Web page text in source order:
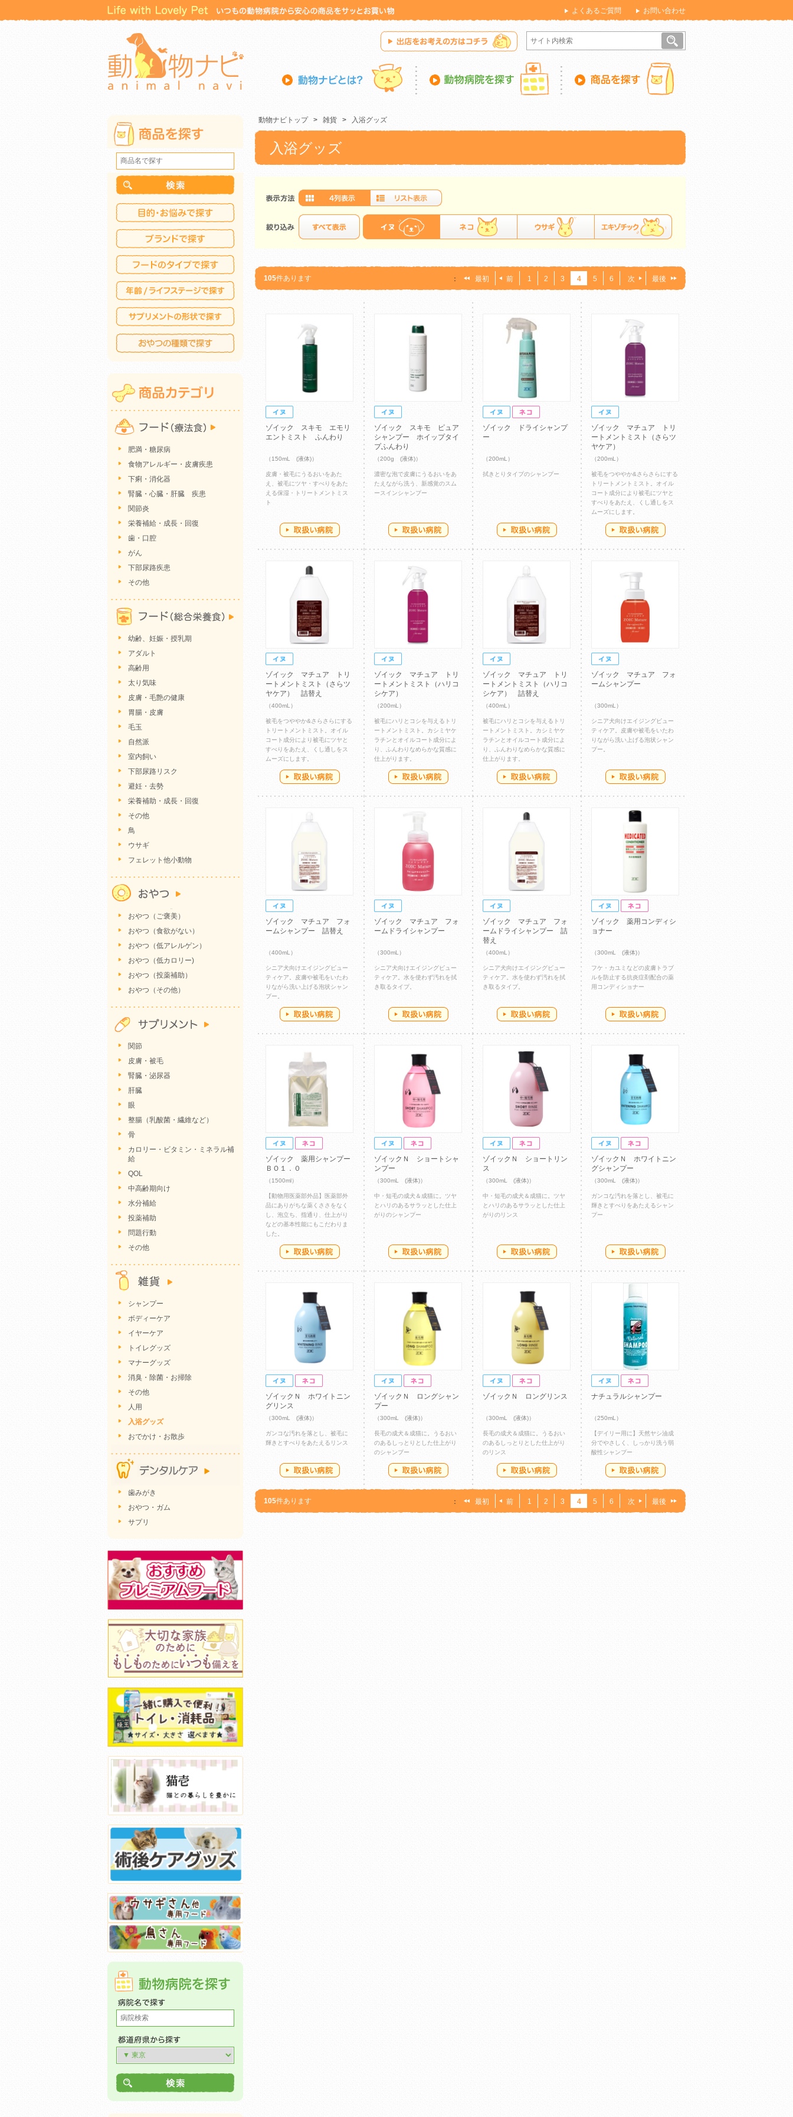
よくあるご質問 お問い合わせ
動物ナビトップ > 雑貨 > 入浴グッズ
入浴グッズ
105件あります ： 最初 前 1 2 3 4 5 6 次 最後
ゾイック スキモ エモリ
エントミスト ふんわり
（150mL (液体)）
皮膚・被毛にうるおいをあた
え、被毛にツヤ・すべりをあた
える保湿・トリートメントミス
ト
ゾイック スキモ ピュア
シャンプー ホイップタイ
プふんわり
（200g (液体)）
濃密な泡で皮膚にうるおいをあ
たえながら洗う、新感覚のスム
ースインシャンプー
ゾイック ドライシャンプ
ー
（200mL）
拭きとりタイプのシャンプー
ゾイック マチュア トリ
ートメントミスト（さらツ
ヤケア）
（200mL）
被毛をつややか&さらさらにする
トリートメントミスト。オイル
コート成分により被毛にツヤと
すべりをあたえ、くし通しをス
ムーズにします。
ゾイック マチュア トリ
ートメントミスト（さらツ
ヤケア） 詰替え
（400mL）
被毛をつややか&さらさらにする
トリートメントミスト。オイル
コート成分により被毛にツヤと
すべりをあたえ、くし通しをス
ムーズにします。
ゾイック マチュア トリ
ートメントミスト（ハリコ
シケア）
（200mL）
被毛にハリとコシを与えるトリ
ートメントミスト。カシミヤケ
ラチンとオイルコート成分によ
り、ふんわりなめらかな質感に
仕上がります。
ゾイック マチュア トリ
ートメントミスト（ハリコ
シケア） 詰替え
（400mL）
被毛にハリとコシを与えるトリ
ートメントミスト。カシミヤケ
ラチンとオイルコート成分によ
り、ふんわりなめらかな質感に
仕上がります。
ゾイック マチュア フォ
ームシャンプー
（300mL）
シニア犬向けエイジングビュー
ティケア。皮膚や被毛をいたわ
りながら洗い上げる泡状シャン
プー。
ゾイック マチュア フォ
ームシャンプー 詰替え
（400mL）
シニア犬向けエイジングビュー
ティケア。皮膚や被毛をいたわ
りながら洗い上げる泡状シャン
プー。
ゾイック マチュア フォ
ームドライシャンプー
（300mL）
シニア犬向けエイジングビュー
ティケア。水を使わず汚れを拭
き取るタイプ。
ゾイック マチュア フォ
ームドライシャンプー 詰
替え
（400mL）
シニア犬向けエイジングビュー
ティケア。水を使わず汚れを拭
き取るタイプ。
ゾイック 薬用コンディシ
ョナー
（300mL (液体)）
フケ・カユミなどの皮膚トラブ
ルを防止する抗炎症剤配合の薬
用コンディショナー
ゾイック 薬用シャンプー
ＢＯ１．０
（1500ml）
【動物用医薬部外品】医薬部外
品にありがちな薬くささをなく
し、泡立ち、指通り、仕上がり
などの基本性能にもこだわりま
した。
ゾイックＮ ショートシャ
ンプー
（300mL (液体)）
中・短毛の成犬＆成猫に。ツヤ
とハリのあるサラッとした仕上
がりのシャンプー
ゾイックＮ ショートリン
ス
（300mL (液体)）
中・短毛の成犬＆成猫に。ツヤ
とハリのあるサラッとした仕上
がりのリンス
ゾイックＮ ホワイトニン
グシャンプー
（300mL (液体)）
ガンコな汚れを落とし、被毛に
輝きとすべりをあたえるシャン
プー
ゾイックＮ ホワイトニン
グリンス
（300mL (液体)）
ガンコな汚れを落とし、被毛に
輝きとすべりをあたえるリンス
ゾイックＮ ロングシャン
プー
（300mL (液体)）
長毛の成犬＆成猫に。うるおい
のあるしっとりとした仕上がり
のシャンプー
ゾイックＮ ロングリンス
（300mL (液体)）
長毛の成犬＆成猫に。うるおい
のあるしっとりとした仕上がり
のリンス
ナチュラルシャンプー
（250mL）
【デイリー用に】天然ヤシ油成
分でやさしく、しっかり洗う弱
酸性シャンプー
105件あります ： 最初 前 1 2 3 4 5 6 次 最後
肥満・糖尿病
食物アレルギー・皮膚疾患
下痢・消化器
腎臓・心臓・肝臓 疾患
関節炎
栄養補給・成長・回復
歯・口腔
がん
下部尿路疾患
その他
幼齢、妊娠・授乳期
アダルト
高齢用
太り気味
皮膚・毛艶の健康
胃腸・皮膚
毛玉
自然派
室内飼い
下部尿路リスク
避妊・去勢
栄養補助・成長・回復
その他
鳥
ウサギ
フェレット他小動物
おやつ（ご褒美）
おやつ（食欲がない）
おやつ（低アレルゲン）
おやつ（低カロリー)
おやつ（投薬補助）
おやつ（その他）
関節
皮膚・被毛
腎臓・泌尿器
肝臓
眼
整腸（乳酸菌・繊維など）
骨
カロリー・ビタミン・ミネラル補
給
QOL
中高齢期向け
水分補給
投薬補助
問題行動
その他
シャンプー
ボディーケア
イヤーケア
トイレグッズ
マナーグッズ
消臭・除菌・お掃除
その他
人用
入浴グッズ
おでかけ・お散歩
歯みがき
おやつ・ガム
サプリ